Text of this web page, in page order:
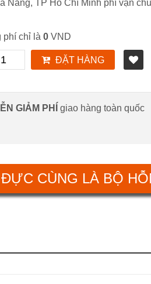
Nẵng, TP Hồ Chí Minh phí vận
phí chỉ là0 VND
ĐẶT HÀNG
GIẢM PHÍ giao hàng toàn quốc
ĐỰC CÙNG LÀ BỘ